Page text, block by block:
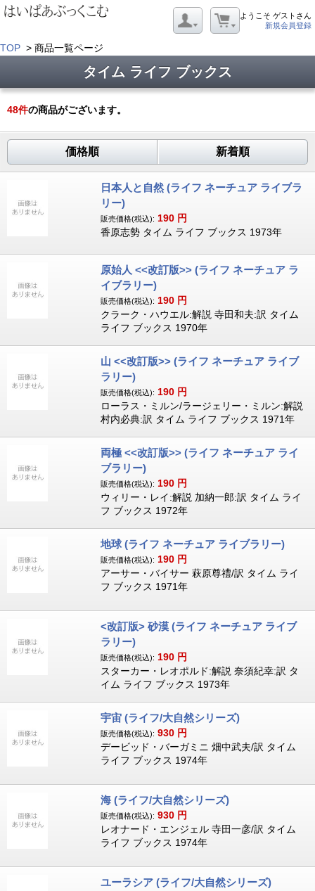
ようこそ ゲストさん
新規会員登録
TOP > 商品一覧ページ
タイム ライフ ブックス
48件の商品がございます。
価格順 新着順
日本人と自然 (ライフ ネーチュア ライブラ
リー)
販売価格(税込): 190 円
香原志勢 タイム ライフ ブックス 1973年
原始人 <<改訂版>> (ライフ ネーチュア ラ
イブラリー)
販売価格(税込): 190 円
クラーク・ハウエル:解説 寺田和夫:訳 タイム
ライフ ブックス 1970年
山 <<改訂版>> (ライフ ネーチュア ライブ
ラリー)
販売価格(税込): 190 円
ローラス・ミルン/ラージェリー・ミルン:解説
村内必典:訳 タイム ライフ ブックス 1971年
両極 <<改訂版>> (ライフ ネーチュア ライ
ブラリー)
販売価格(税込): 190 円
ウィリー・レイ:解説 加納一郎:訳 タイム ライ
フ ブックス 1972年
地球 (ライフ ネーチュア ライブラリー)
販売価格(税込): 190 円
アーサー・バイサー 萩原尊禮/訳 タイム ライ
フ ブックス 1971年
<改訂版> 砂漠 (ライフ ネーチュア ライブ
ラリー)
販売価格(税込): 190 円
スターカー・レオポルド:解説 奈須紀幸:訳 タ
イム ライフ ブックス 1973年
宇宙 (ライフ/大自然シリーズ)
販売価格(税込): 930 円
デービッド・バーガミニ 畑中武夫/訳 タイム
ライフ ブックス 1974年
海 (ライフ/大自然シリーズ)
販売価格(税込): 930 円
レオナード・エンジェル 寺田一彦/訳 タイム
ライフ ブックス 1974年
ユーラシア (ライフ/大自然シリーズ)